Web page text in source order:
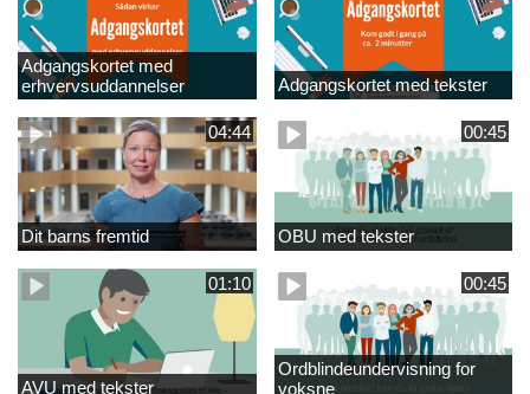
Adgangskortet med
erhvervsuddannelser
Adgangskortet med tekster
04:44
Dit barns fremtid
00:45
OBU med tekster
01:10
AVU med tekster
00:45
Ordblindeundervisning for
voksne